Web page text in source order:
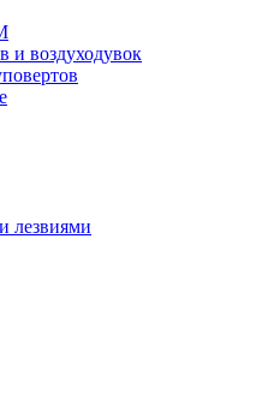
и воздуходувок
лезвиями